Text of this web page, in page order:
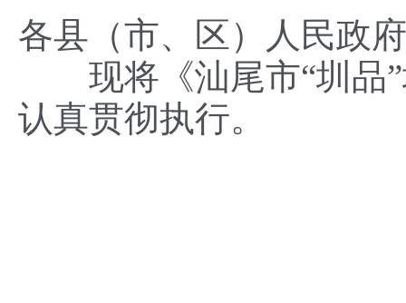
各县（市、区）人民政
现将《汕尾市“圳品”
认真贯彻执行。